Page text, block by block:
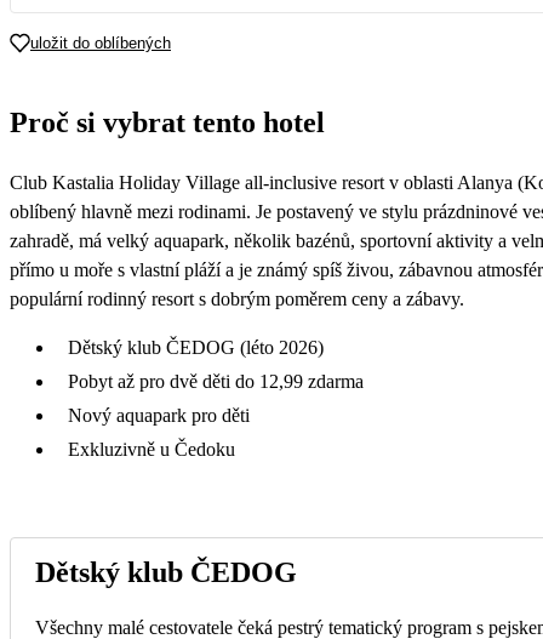
13 929 13 309
uložit do oblíbených
Proč si vybrat tento hotel
Club Kastalia Holiday Village all-inclusive resort v oblasti Alanya
oblíbený hlavně mezi rodinami. Je postavený ve stylu prázdninové
zahradě, má velký aquapark, několik bazénů, sportovní aktivity a
přímo u moře s vlastní pláží a je známý spíš živou, zábavnou
populární rodinný resort s dobrým poměrem ceny a zábavy.
Dětský klub ČEDOG (léto 2026)
Pobyt až pro dvě děti do 12,99 zdarma
Nový aquapark pro děti
Exkluzivně u Čedoku
Dětský klub ČEDOG
Všechny malé cestovatele čeká pestrý tematický program s